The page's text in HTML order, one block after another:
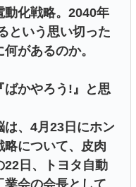
動化戦略。2040年
という思い切った
があるのか。
ばかやろう!』と思
は、4月23日にホン
略について、皮肉
22日、トヨタ自動
会の会長として